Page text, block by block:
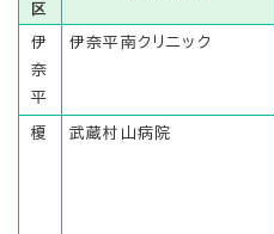
区
伊
奈
平
伊奈平南クリニック
榎 武蔵村山病院